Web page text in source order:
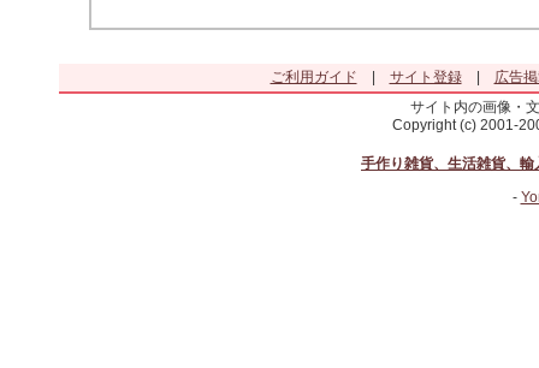
ご利用ガイド サイト登録|
広告
サイト内の画像・
Copyright (c) 2001-
手作り雑貨、生活雑貨、
-